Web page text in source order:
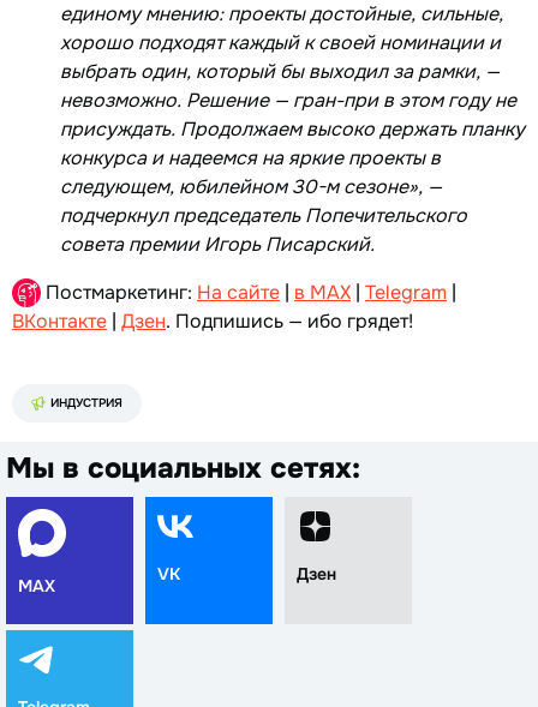
единому мнению: проекты достойные, сильные,
хорошо подходят каждый к своей номинации и
выбрать один, который бы выходил за рамки, —
невозможно. Решение — гран-при в этом году не
присуждать. Продолжаем высоко держать планку
конкурса и надеемся на яркие проекты в
следующем, юбилейном 30-м сезоне», —
подчеркнул председатель Попечительского
совета премии Игорь Писарский.
Постмаркетинг: На сайте | в MAX | Telegram |
ВКонтакте | Дзен. Подпишись — ибо грядет!
ИНДУСТРИЯ
Мы в социальных сетях:
MAX
VK Дзен